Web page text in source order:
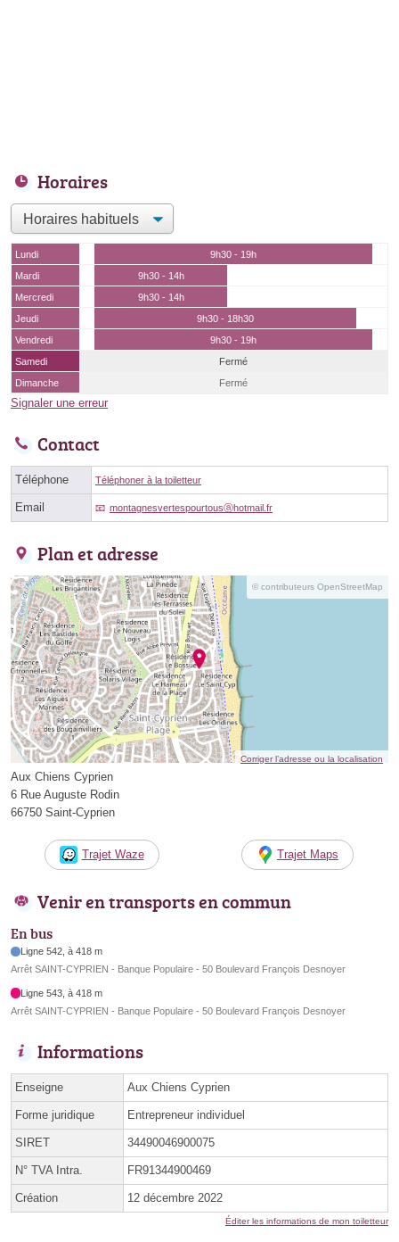
Horaires
Lundi
9h30 - 19h
Mardi
9h30 - 14h
Mercredi
9h30 - 14h
Jeudi
9h30 - 18h30
Vendredi
9h30 - 19h
Samedi
Fermé
Dimanche
Fermé
Signaler une erreur
Contact
Téléphone Téléphoner à la toiletteur
Email montagnesvertespourtousⓐhotmail.fr
Plan et adresse
© contributeurs OpenStreetMap
Corriger l’adresse ou la localisation
Aux Chiens Cyprien
6 Rue Auguste Rodin
66750 Saint-Cyprien
Trajet Waze Trajet Maps
Venir en transports en commun
En bus
Ligne 542, à 418 m
Arrêt SAINT-CYPRIEN - Banque Populaire - 50 Boulevard François Desnoyer
Ligne 543, à 418 m
Arrêt SAINT-CYPRIEN - Banque Populaire - 50 Boulevard François Desnoyer
Informations
Enseigne Aux Chiens Cyprien
Forme juridique Entrepreneur individuel
SIRET 34490046900075
N° TVA Intra. FR91344900469
Création 12 décembre 2022
Éditer les informations de mon toiletteur